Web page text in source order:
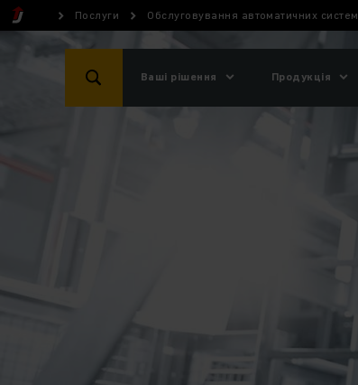
Послуги Обслуговування автоматичних систем
Ваші рішення Продукція